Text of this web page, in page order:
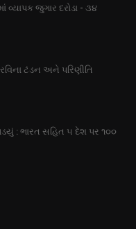
વ્યાપક જુગાર દરોડા - ૩૪
ટંડન અને પરિણીતિ
: ભારત સહિત ૫ દેશ પર ૧૦૦